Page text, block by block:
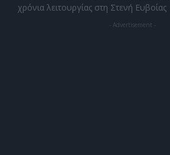
χρόνια λειτουργίας στη Στενή Ευβοίας
- Advertisement -